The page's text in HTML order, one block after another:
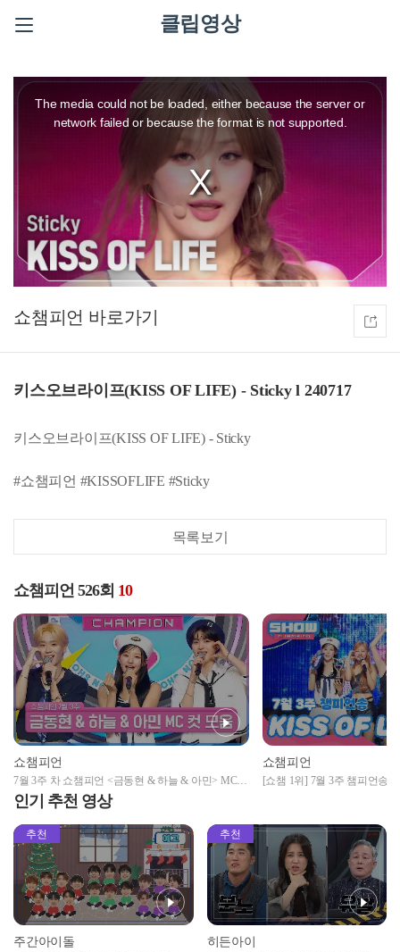
클립영상
a
The media could not be loaded, either because the server or
network failed or because the format is not supported.
쇼챔피언
키스오브라이프(KISS OF LIFE) - Sticky l 240717
키스오브라이프(KISS OF LIFE) - Sticky
#쇼챔피언 #KISSOFLIFE #Sticky
목록보기
쇼챔피언 526회 10
쇼챔피언
7월 3주 차 쇼챔피언 <금동현 & 하늘 & 아민> MC
컷 모음📁 | Show Champion | EP.526 | 240717
쇼챔피언
[쇼챔 1위] 7월 3주 챔피언송
인기 추천 영상
추천
주간아이돌
추천
히든아이